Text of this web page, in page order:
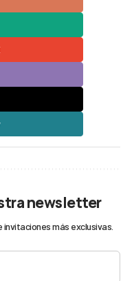
newsletter
más exclusivas.